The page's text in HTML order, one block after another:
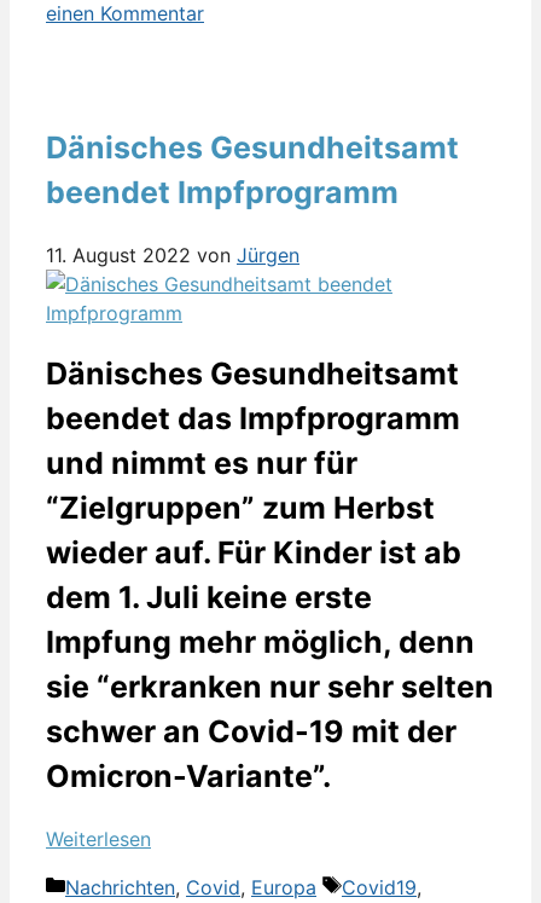
einen Kommentar
Dänisches Gesundheitsamt
beendet Impfprogramm
11. August 2022 von Jürgen
Dänisches Gesundheitsamt
beendet das Impfprogramm
und nimmt es nur für
“Zielgruppen” zum Herbst
wieder auf. Für Kinder ist ab
dem 1. Juli keine erste
Impfung mehr möglich, denn
sie “erkranken nur sehr selten
schwer an Covid-19 mit der
Omicron-Variante”.
Weiterlesen
Kategorien
Nachrichten, Covid, Europa Schlagwörter
Covid19,